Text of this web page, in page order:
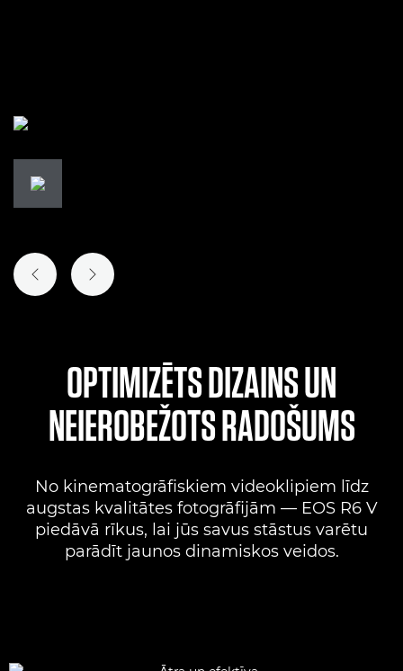
IEPRIEKŠĒJAIS SLAIDS
NĀKAMAIS SLAIDS
OPTIMIZĒTS DIZAINS UN
NEIEROBEŽOTS RADOŠUMS
No kinematogrāfiskiem videoklipiem līdz
augstas kvalitātes fotogrāfijām — EOS R6 V
piedāvā rīkus, lai jūs savus stāstus varētu
parādīt jaunos dinamiskos veidos.